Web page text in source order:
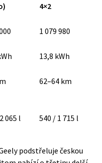
4×2
1 079 980
13,8 kWh
62–64 km
065 l 540 / 1 715 l
podstřeluje českou